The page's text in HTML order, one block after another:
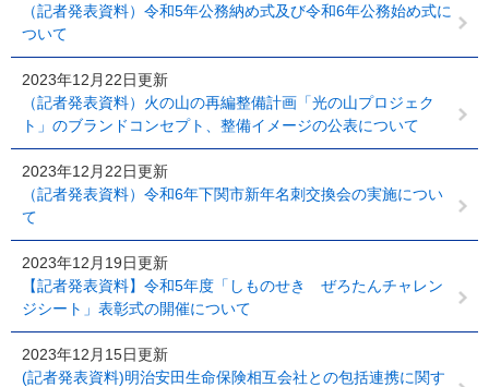
（記者発表資料）令和5年公務納め式及び令和6年公務始め式に
ついて
2023年12月22日更新
（記者発表資料）火の山の再編整備計画「光の山プロジェク
ト」のブランドコンセプト、整備イメージの公表について
2023年12月22日更新
（記者発表資料）令和6年下関市新年名刺交換会の実施につい
て
2023年12月19日更新
【記者発表資料】令和5年度「しものせき ぜろたんチャレン
ジシート」表彰式の開催について
2023年12月15日更新
(記者発表資料)明治安田生命保険相互会社との包括連携に関す